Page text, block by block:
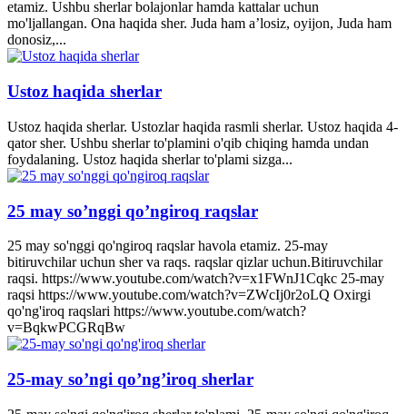
etamiz. Ushbu sherlar bolajonlar hamda kattalar uchun
mo'ljallangan. Ona haqida sher. Juda ham a’losiz, oyijon, Juda ham
donosiz,...
Ustoz haqida sherlar
Ustoz haqida sherlar. Ustozlar haqida rasmli sherlar. Ustoz haqida 4-
qator sher. Ushbu sherlar to'plamini o'qib chiqing hamda undan
foydalaning. Ustoz haqida sherlar to'plami sizga...
25 may so’nggi qo’ngiroq raqslar
25 may so'nggi qo'ngiroq raqslar havola etamiz. 25-may
bitiruvchilar uchun sher va raqs. raqslar qizlar uchun.Bitiruvchilar
raqsi. https://www.youtube.com/watch?v=x1FWnJ1Cqkc 25-may
raqsi https://www.youtube.com/watch?v=ZWcIj0r2oLQ Oxirgi
qo'ng'iroq raqslari https://www.youtube.com/watch?
v=BqkwPCGRqBw
25-may so’ngi qo’ng’iroq sherlar